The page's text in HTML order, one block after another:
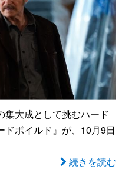
集大成として挑むハード
ボイルド』が、10月9日
続きを読む